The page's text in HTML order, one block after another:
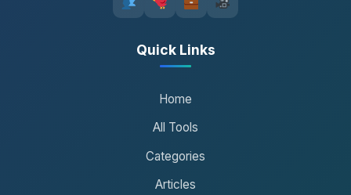
Quick Links
Home
All Tools
Categories
Articles